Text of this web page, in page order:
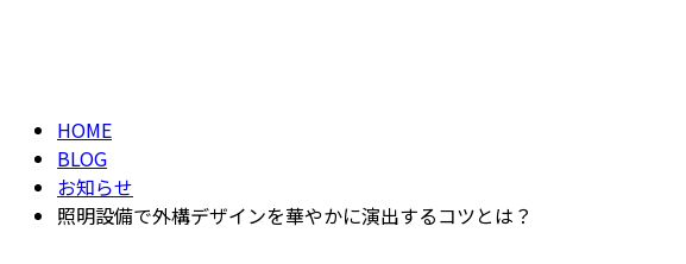
HOME
BLOG
お知らせ
照明設備で外構デザインを華やかに演出するコツとは？